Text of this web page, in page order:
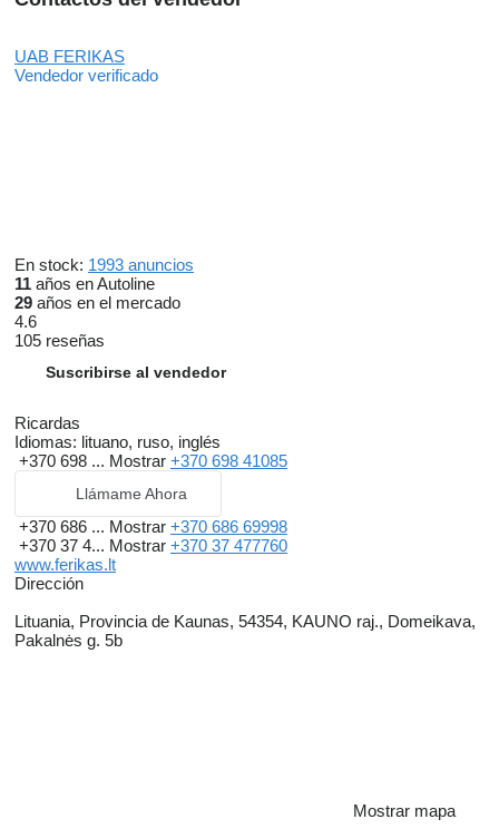
UAB FERIKAS
Vendedor verificado
En stock: 1993 anuncios
11 años en Autoline
29 años en el mercado
4.6
105 reseñas
Suscribirse al vendedor
Ricardas
Idiomas: lituano, ruso, inglés
+370 698 ... Mostrar +370 698 41085
Llámame Ahora
+370 686 ... Mostrar +370 686 69998
+370 37 4... Mostrar +370 37 477760
www.ferikas.lt
Dirección
Lituania, Provincia de Kaunas, 54354, KAUNO raj., Domeikava,
Pakalnės g. 5b
Mostrar mapa